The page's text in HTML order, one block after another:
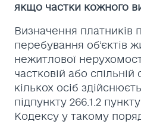
якщо частки кожного
Визначення платників
перебування об’єктів
нежитлової
частковій або спільній
кількох осіб
підпункту 266.1.2
Кодексу у такому